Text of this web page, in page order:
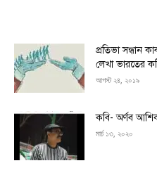
প্রতিভা সন্ধান
লেখা ভারতের
আগস্ট ২৪, ২০১৯
কবি- অর্ণব
মার্চ ১৩, ২০২০